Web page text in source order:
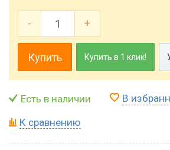
- +
Купить Купить в 1 клик!
Есть в наличии В
К сравнению